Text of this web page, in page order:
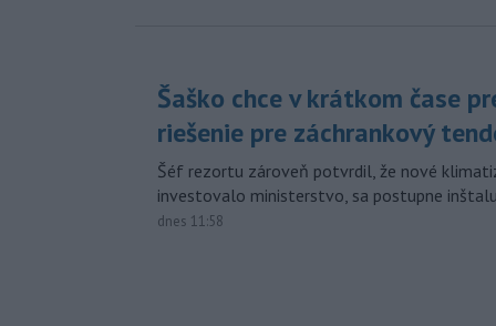
Šaško chce v krátkom čase
riešenie pre záchrankový
Šéf rezortu zároveň potvrdil, že nové
investovalo ministerstvo, sa postupne
dnes 11:58